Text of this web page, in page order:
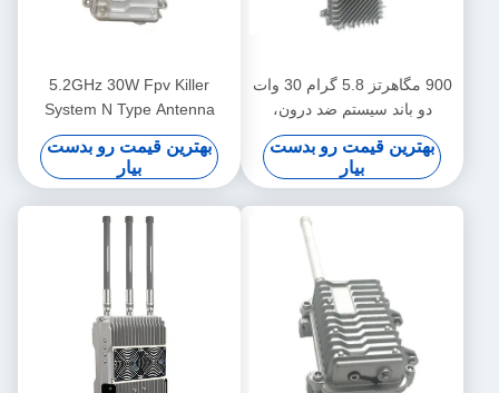
900 مگاهرتز 5.8 گرام 30 وات
دو باند سيستم ضد درون،
آلومينيوم Fpv قاتل سيستم
سرکوب
بهترین قیمت رو بدست
بیار
5.2GHz 30W Fpv Killer
System N Type Antenna
Connect For Defense Fpv
Drones سیستم ضد پرتاب کننده
پرتاب کننده پرتاب کننده پرتاب
کننده
بهترین قیمت رو بدست
بیار